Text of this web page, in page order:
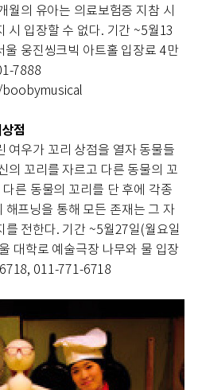
월의 유아는 의료보험증 지참 시
시 입장할 수 없다. 기간 ~5월13
울 웅진씽크빅 아트홀 입장료 4만
7888
점
여우가 꼬리 상점을 열자 동물들
의 꼬리를 자르고 다른 동물의 꼬
른 동물의 꼬리를 단 후에 각종
해프닝을 통해 모든 존재는 그 자
전한다. 기간 ~5월27일(월요일
대학로 예술극장 나무와 물 입장
011-771-6718